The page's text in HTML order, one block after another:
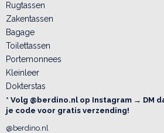
Rugtassen
Zakentassen
Bagage
Toilettassen
Portemonnees
Kleinleer
Dokterstas
* Volg @berdino.nl op Instagram → DM
je code voor gratis verzending!
@berdino.nl